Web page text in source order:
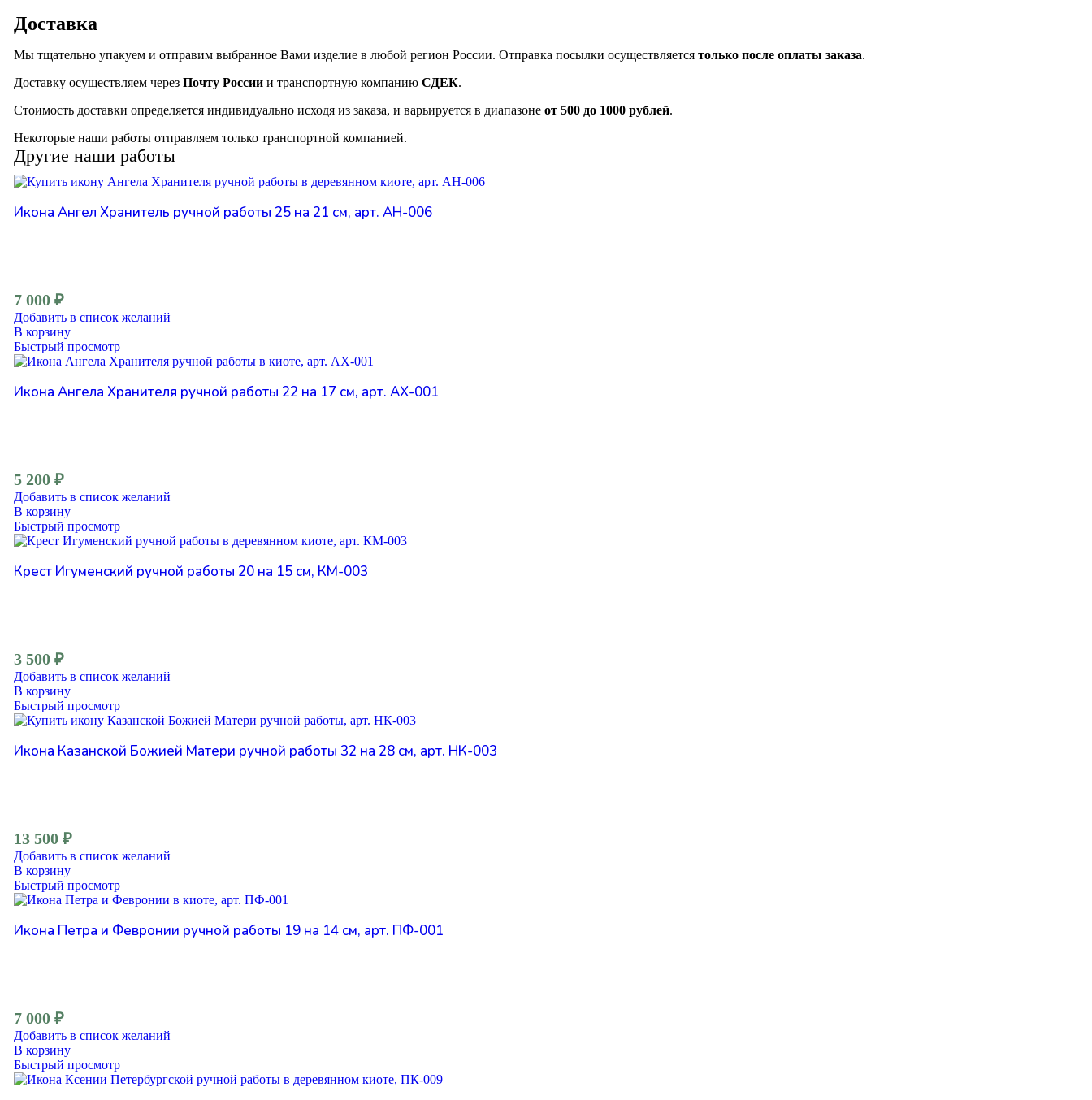
Доставка
Мы тщательно упакуем и отправим выбранное Вами изделие в любой регион России. Отправка посылки осуществляется только после оплаты заказа.
Доставку осуществляем через Почту России и транспортную компанию СДЕК.
Стоимость доставки определяется индивидуально исходя из заказа, и варьируется в диапазоне от 500 до 1000 рублей.
Некоторые наши работы отправляем только транспортной компанией.
Другие наши работы
Икона Ангел Хранитель ручной работы 25 на 21 см, арт. АН-006
7 000 ₽
Добавить в список желаний
В корзину
Быстрый просмотр
Икона Ангела Хранителя ручной работы 22 на 17 см, арт. АХ-001
5 200 ₽
Добавить в список желаний
В корзину
Быстрый просмотр
Крест Игуменский ручной работы 20 на 15 см, КМ-003
3 500 ₽
Добавить в список желаний
В корзину
Быстрый просмотр
Икона Казанской Божией Матери ручной работы 32 на 28 см, арт. НК-003
13 500 ₽
Добавить в список желаний
В корзину
Быстрый просмотр
Икона Петра и Февронии ручной работы 19 на 14 см, арт. ПФ-001
7 000 ₽
Добавить в список желаний
В корзину
Быстрый просмотр